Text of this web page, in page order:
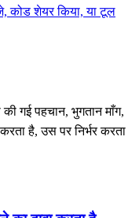
कोड शेयर किया, या टूल
गई पहचान, भुगतान माँग,
है, उस पर निर्भर करता